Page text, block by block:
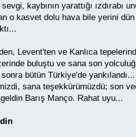
kaybının yarattığı ızdırabı
o kasvet dolu hava bile yerini
Levent'ten ve Kanlıca
buluştu ve sana son
bütün Türkiye'de
sana teşekkürümüzdü; son
Barış Manço. Rahat uyu...